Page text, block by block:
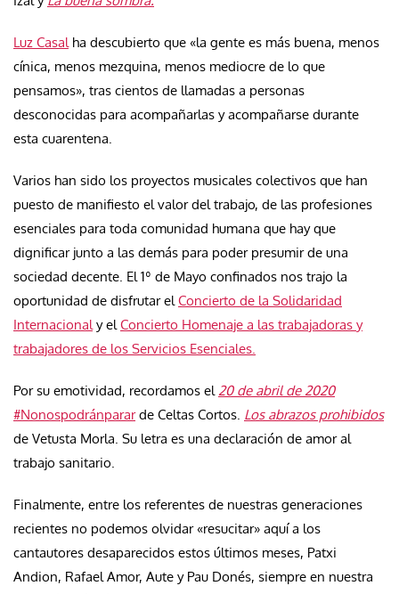
Luz Casalha descubierto que «la gente es más buena, menos
cínica, menos mezquina, menos mediocre de lo que
pensamos», tras cientos de llamadas a personas
desconocidas para acompañarlas y acompañarse durante
esta cuarentena.
Varios han sido los proyectos musicales colectivos que han
puesto de manifiesto el valor del trabajo, de las profesiones
esenciales para toda comunidad humana que hay que
dignificar junto a las demás para poder presumir de una
sociedad decente. El 1º de Mayo confinados nos trajo la
oportunidad de disfrutar elConcierto de la Solidaridad
Internacionaly elConcierto Homenaje a las trabajadoras y
trabajadores de los Servicios Esenciales.
Por su emotividad, recordamos el20 de abril de 2020
#Nonospodránpararde Celtas Cortos. Los abrazos prohibidos
de Vetusta Morla. Su letra es una declaración de amor al
trabajo sanitario.
Finalmente, entre los referentes de nuestras generaciones
recientes no podemos olvidar «resucitar» aquí a los
cantautores desaparecidos estos últimos meses, Patxi
Andion, Rafael Amor, Aute y Pau Donés, siempre en nuestra